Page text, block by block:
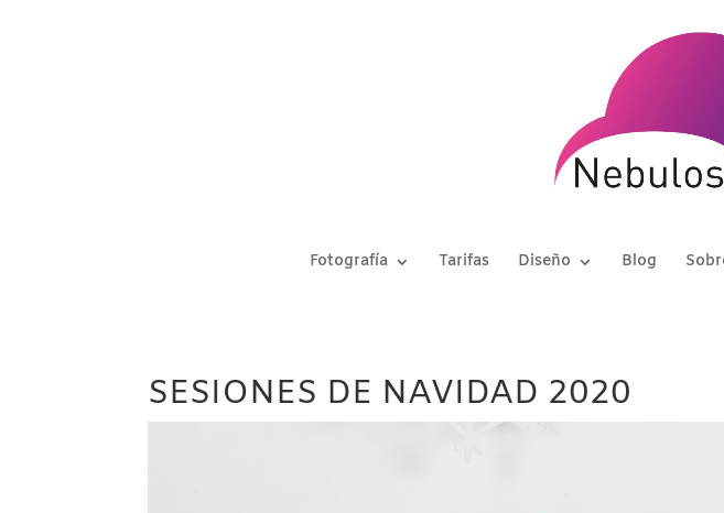
Fotografía Tarifas Diseño Blog
SESIONES DE NAVIDAD 2020